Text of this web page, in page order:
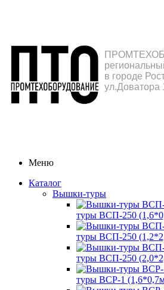
в городе
ул.Доватора
Меню
Каталог
Вышки-туры
туры ВСП-250
туры ВСП-250
туры ВСП-250
туры ВСР-1